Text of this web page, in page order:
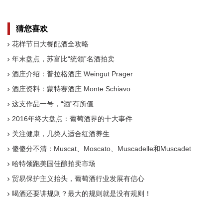
猜您喜欢
花样节日大餐配酒全攻略
年末盘点，苏富比“统领”名酒拍卖
酒庄介绍：普拉格酒庄 Weingut Prager
酒庄资料：蒙特赛酒庄 Monte Schiavo
这支作品一号，“酒”有所值
2016年终大盘点：葡萄酒界的十大事件
关注健康，几类人适合红酒养生
傻傻分不清：Muscat、Moscato、Muscadelle和Muscadet
哈特领跑美国佳酿拍卖市场
贸易保护主义抬头，葡萄酒行业发展有信心
喝酒还要讲规则？最大的规则就是没有规则！